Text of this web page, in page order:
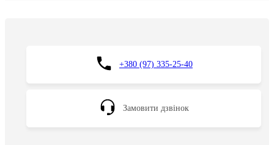
+380 (97) 335-25-40
Замовити дзвінок